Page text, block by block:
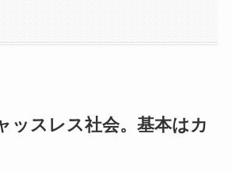
ッスレス社会。基本はカ